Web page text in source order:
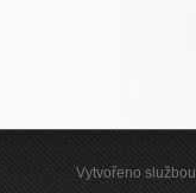
Vytvořeno službou